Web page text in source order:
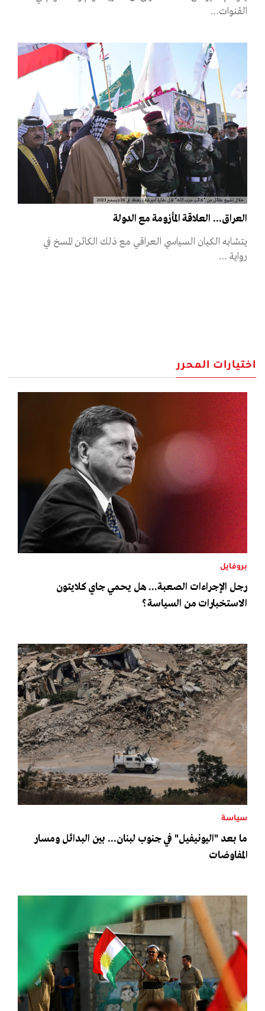
القنوات…
خلال تشييع مقاتل من "كتائب حزب الله" قتل بغارة أميركية، بغداد في 26 ديسمبر 2023
العراق... العلاقة المأزومة مع الدولة
يتشابه الكيان السياسي العراقي مع ذلك الكائن المسخ في
رواية …
اختيارات المحرر
بروفايل
رجل الإجراءات الصعبة... هل يحمي جاي كلايتون
الاستخبارات من السياسة؟
سياسة
ما بعد "اليونيفيل" في جنوب لبنان... بين البدائل ومسار
المفاوضات